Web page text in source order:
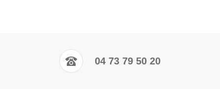
04 73 79 50 20